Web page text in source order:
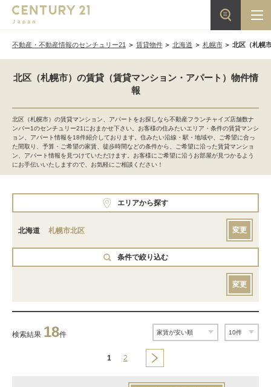
不動産・不動産情報のセンチュリー21 賃貸物件 北海道 札幌市 北区（札幌
北区（札幌市）の賃貸（賃貸マンション・アパート）物件情
報
北区（札幌市）の賃貸マンション、アパートをお探しなら不動産フランチャイズ店舗数ナ
ンバー1のセンチュリー21におまかせ下さい。お客様の住みたいエリア・条件の賃貸マンシ
ョン、アパート情報を18件紹介しております。住みたい沿線・駅・地域や、ご希望に合っ
た間取り、予算・ご希望の家賃、徒歩時間などの条件から、ご希望に沿った賃貸マンショ
ン、アパート情報を見つけていただけます。お客様にご希望に沿うお部屋が見つかるよう
にお手伝いいたしますので、お気軽にご相談ください！
エリアから探す
北海道 札幌市北区 変更
条件で絞り込む
変更
検索結果 18件
1 2